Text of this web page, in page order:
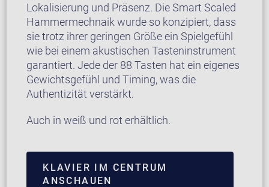
Lokalisierung und Präsenz. Die Smart Scaled
Hammermechnaik wurde so konzipiert, dass
sie trotz ihrer geringen Größe ein Spielgefühl
wie bei einem akustischen Tasteninstrument
garantiert. Jede der 88 Tasten hat ein eigenes
Gewichtsgefühl und Timing, was die
Authentizität verstärkt.
Auch in weiß und rot erhältlich.
KLAVIER IM CENTRUM
ANSCHAUEN